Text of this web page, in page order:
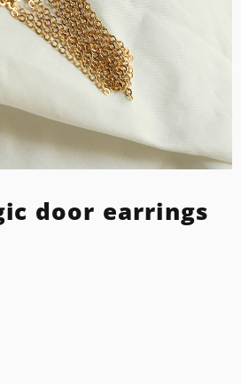
door earrings